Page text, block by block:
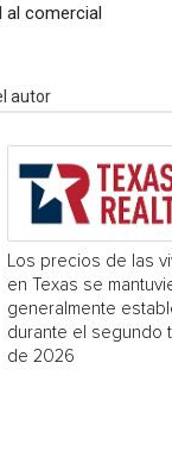
al comercial
autor
Los precios de las
en Texas se
generalmente
durante el segundo
de 2026